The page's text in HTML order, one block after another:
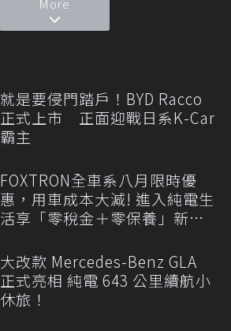
More
就是要侵門踏戶！BYD Racco
正式上市 正面迎戰日系K-Car
霸主
FOXTRON全車系八月限時優
惠，用車成本大減! 進入純電生
活享「零稅金＋零保養」新時
大改款 Mercedes-Benz GLA
正式亮相 純電 643 公里續航小
休旅！